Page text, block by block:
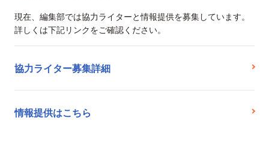
現在、編集部では協力ライターと情報提供を募集しています。
詳しくは下記リンクをご確認ください。
協力ライター募集詳細
情報提供はこちら